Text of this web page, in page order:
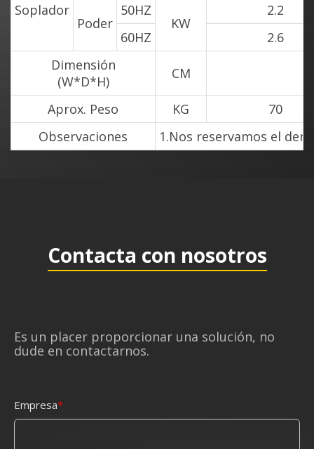
Soplador
Poder
50HZ
KW
2.2
60HZ
2.6
Dimensión
(W*D*H)
CM
Aprox. Peso KG
70
Observaciones
1.Nos reservamos el
Contacta con nosotros
Es un placer proporcionar una solución, no
dude en contactarnos.
Empresa